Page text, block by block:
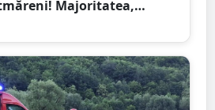
Majoritatea,
n scaun